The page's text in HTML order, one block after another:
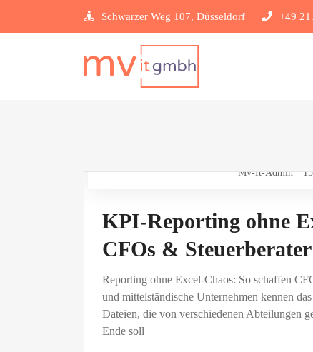
Schwarzer Weg 107, Düsseldorf +49
Mv-It-Admin
KPI-Reporting ohne
CFOs &
Reporting ohne Excel-Chaos: So schaffen
und mittelständische Unternehmen kennen
Dateien, die von verschiedenen Abteilungen
Ende soll